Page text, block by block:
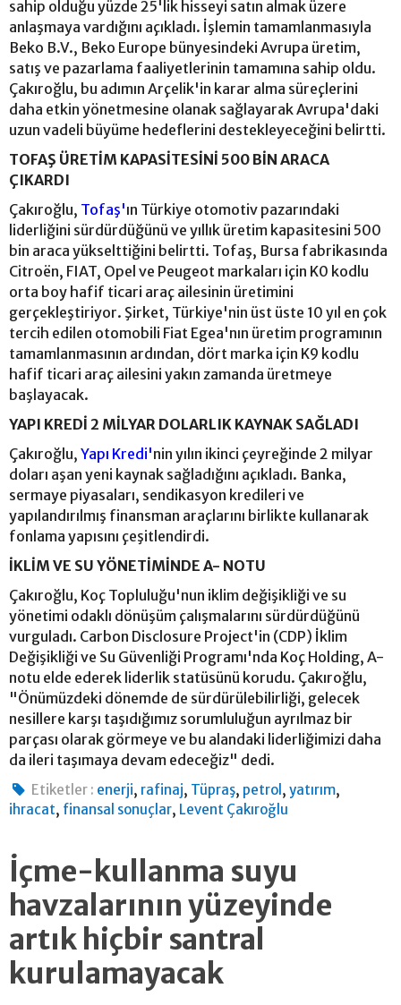
sahip olduğu yüzde 25'lik hisseyi satın almak üzere
anlaşmaya vardığını açıkladı. İşlemin tamamlanmasıyla
Beko B.V., Beko Europe bünyesindeki Avrupa üretim,
satış ve pazarlama faaliyetlerinin tamamına sahip oldu.
Çakıroğlu, bu adımın Arçelik'in karar alma süreçlerini
daha etkin yönetmesine olanak sağlayarak Avrupa'daki
uzun vadeli büyüme hedeflerini destekleyeceğini belirtti.
TOFAŞ ÜRETİM KAPASİTESİNİ 500 BİN ARACA
ÇIKARDI
Çakıroğlu, Tofaş'ın Türkiye otomotiv pazarındaki
liderliğini sürdürdüğünü ve yıllık üretim kapasitesini 500
bin araca yükselttiğini belirtti. Tofaş, Bursa fabrikasında
Citroën, FIAT, Opel ve Peugeot markaları için K0 kodlu
orta boy hafif ticari araç ailesinin üretimini
gerçekleştiriyor. Şirket, Türkiye'nin üst üste 10 yıl en çok
tercih edilen otomobili Fiat Egea'nın üretim programının
tamamlanmasının ardından, dört marka için K9 kodlu
hafif ticari araç ailesini yakın zamanda üretmeye
başlayacak.
YAPI KREDİ 2 MİLYAR DOLARLIK KAYNAK SAĞLADI
Çakıroğlu, Yapı Kredi'nin yılın ikinci çeyreğinde 2 milyar
doları aşan yeni kaynak sağladığını açıkladı. Banka,
sermaye piyasaları, sendikasyon kredileri ve
yapılandırılmış finansman araçlarını birlikte kullanarak
fonlama yapısını çeşitlendirdi.
İKLİM VE SU YÖNETİMİNDE A- NOTU
Çakıroğlu, Koç Topluluğu'nun iklim değişikliği ve su
yönetimi odaklı dönüşüm çalışmalarını sürdürdüğünü
vurguladı. Carbon Disclosure Project'in (CDP) İklim
Değişikliği ve Su Güvenliği Programı'nda Koç Holding, A-
notu elde ederek liderlik statüsünü korudu. Çakıroğlu,
"Önümüzdeki dönemde de sürdürülebilirliği, gelecek
nesillere karşı taşıdığımız sorumluluğun ayrılmaz bir
parçası olarak görmeye ve bu alandaki liderliğimizi daha
da ileri taşımaya devam edeceğiz" dedi.
Etiketler : enerji, rafinaj, Tüpraş, petrol ,yatırım,
ihracat, finansal sonuçlar, Levent Çakıroğlu
İçme-kullanma suyu
havzalarının yüzeyinde
artık hiçbir santral
kurulamayacak